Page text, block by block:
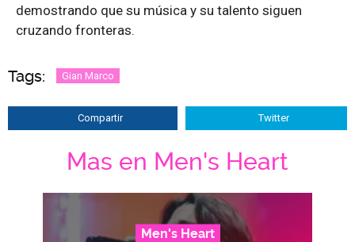
demostrando que su música y su talento siguen
cruzando fronteras.
Tags: Gian Marco
Compartir Twitter
Mas en Men's Heart
Men's Heart